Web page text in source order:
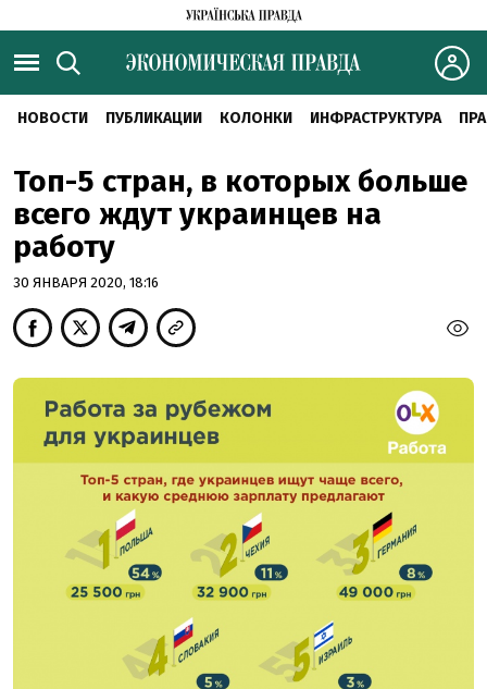
НОВОСТИ ПУБЛИКАЦИИ КОЛОНКИ ИНФРАСТРУКТУРА
Топ-5 стран, в которых больше
всего ждут украинцев на
работу
30 ЯНВАРЯ 2020, 18:16